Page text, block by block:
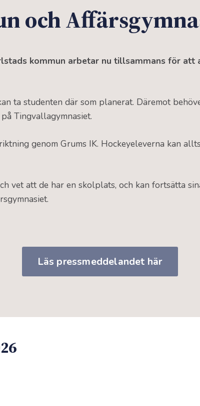
och
kommun arbetar nu tillsammans för att
ta studenten där som planerat. Däremot
Tingvallagymnasiet.
genom Grums IK. Hockeyeleverna kan
vet att de har en skolplats, och kan fortsätta
Läs pressmeddelandet här